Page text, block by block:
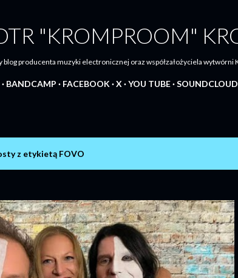
"KROMPROOM"
blog producenta muzyki electronicznej oraz współzałożyciela wytwórni
BANDCAMP FACEBOOK X YOU TUBE SOUNDCLOUD
z etykietą FOVO